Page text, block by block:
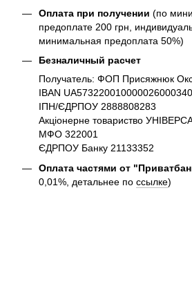
Оплата при получении (по
предоплате 200 грн,
минимальная предоплата 50%)
Безналичный расчет
Получатель: ФОП Присяжнюк
IBAN
ІПН/ЄДРПОУ 2888808283
Акціонерне товариство
МФО 322001
ЄДРПОУ Банку 21133352
Оплата частями от
0,01%, детальнее по ссылке)